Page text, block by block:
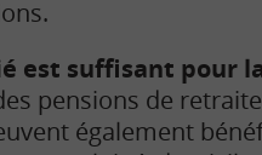
est suffisant pour
pensions de
également